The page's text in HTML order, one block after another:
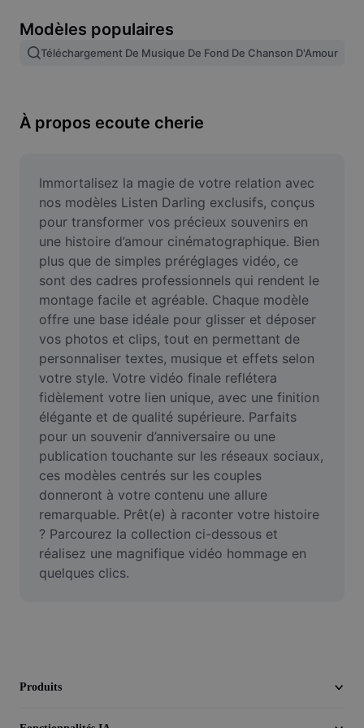
Fusion d'images
Redimensionner une image
Générateur de mèmes
AI Text Remover
AI People Remover
AI Inpainting
Face Cutout
Vidéo
Suppression de l'arrière-plan de vidéos
Amélioration de la qualité
Éditeur de vidéos
Couper une vidéo
Ajouter des sous-titres à une vidéo
Convertisseur de vidéo
Modèles populaires
Téléchargement De Musique De Fond De Chanson D'Amour
À propos ecoute cherie
Immortalisez la magie de votre relation avec
nos modèles Listen Darling exclusifs, conçus
pour transformer vos précieux souvenirs en
une histoire d’amour cinématographique. Bien
plus que de simples préréglages vidéo, ce
sont des cadres professionnels qui rendent le
montage facile et agréable. Chaque modèle
offre une base idéale pour glisser et déposer
vos photos et clips, tout en permettant de
personnaliser textes, musique et effets selon
votre style. Votre vidéo finale reflétera
fidèlement votre lien unique, avec une finition
élégante et de qualité supérieure. Parfaits
pour un souvenir d’anniversaire ou une
publication touchante sur les réseaux sociaux,
ces modèles centrés sur les couples
donneront à votre contenu une allure
remarquable. Prêt(e) à raconter votre histoire
? Parcourez la collection ci-dessous et
réalisez une magnifique vidéo hommage en
quelques clics.
Produits